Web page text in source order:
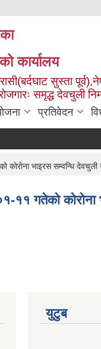
कार्यालय
सुस्ता
समृद्ध देवचुली
प्रतिवेदन
भाइरस सम्वन्धि देवचुली
गतेकाे काेराेना
युटुब